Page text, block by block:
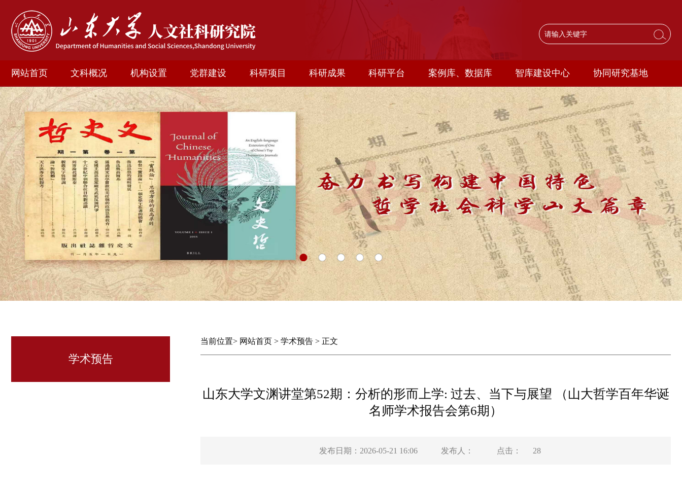
网站首页 文科概况 机构设置 党群建设 科研项目 科研成果 科研平台 案例库、数据库 智库建设中心 协同研究基地
学术预告
当前位置> 网站首页 > 学术预告 > 正文
山东大学文渊讲堂第52期：分析的形而上学: 过去、当下与展望 （山大哲学百年华诞
名师学术报告会第6期）
发布日期：2026-05-21 16:06 发布人： 点击： 28